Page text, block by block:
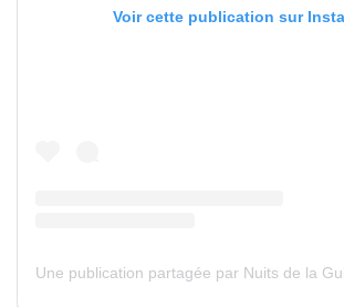
Voir cette publication sur